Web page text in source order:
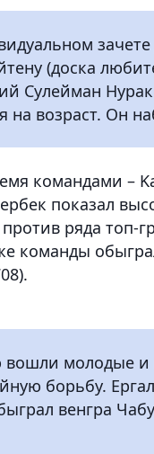
(доска
Сулейман
возраст. Он
командами –
показал
ряда
команды
вошли молодые
борьбу.
венгра